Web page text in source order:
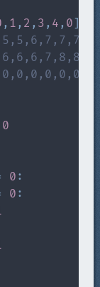
, 1 , 2 , 3 , 4 , 0
0
0 :
0 :